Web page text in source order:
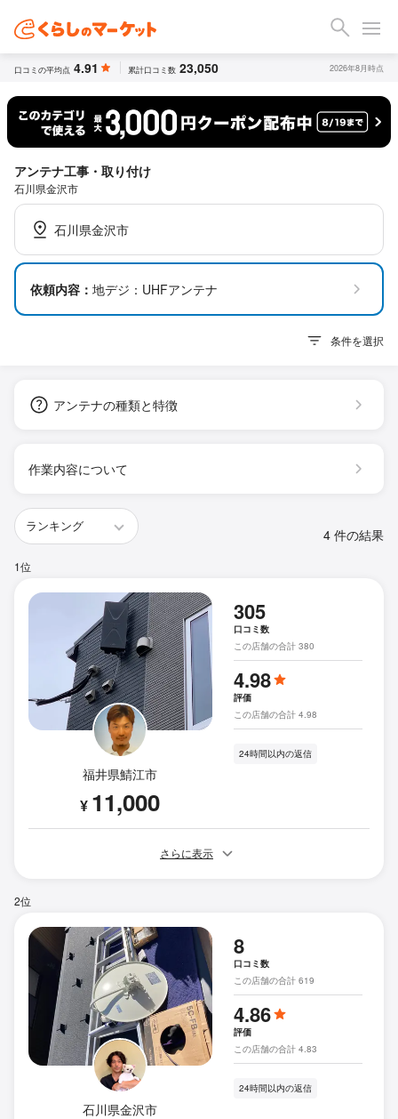
口コミの平均点 4.91 累計口コミ数 23,050 2026年8月時点
アンテナ工事・取り付け
石川県金沢市
石川県金沢市
依頼内容： 地デジ：UHFアンテナ
条件を選択
アンテナの種類と特徴
作業内容について
4 件の結果
1位
福井県鯖江市
¥ 11,000
305
口コミ数
この店舗の合計 380
4.98
評価
この店舗の合計 4.98
24時間以内の返信
さらに表示
2位
石川県金沢市
8
口コミ数
この店舗の合計 619
4.86
評価
この店舗の合計 4.83
24時間以内の返信